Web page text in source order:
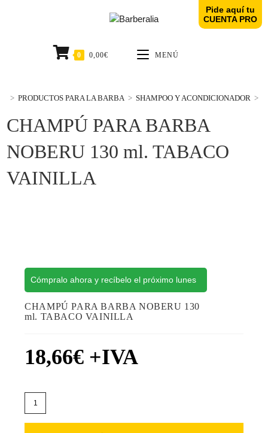
0 0,00€ MENÚ
CHAMPÚ PARA BARBA
NOBERU 130 ml. TABACO
VAINILLA
> PRODUCTOS PARA LA BARBA > SHAMPOO Y ACONDICIONADOR >
Cómpralo ahora y recíbelo el próximo lunes
CHAMPÚ PARA BARBA NOBERU 130
ml. TABACO VAINILLA
18,66€ +IVA
Pide aquí tu
CUENTA PRO